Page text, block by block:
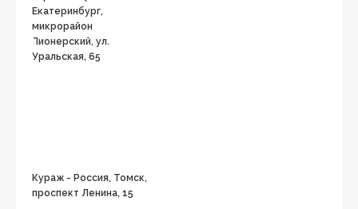
Екатеринбург,
микрорайон
Пионерский, ул.
Уральская, 65
Кураж - Россия, Томск,
проспект Ленина, 15